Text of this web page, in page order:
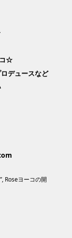
☆
デュースなど
, Roseヨーコの開